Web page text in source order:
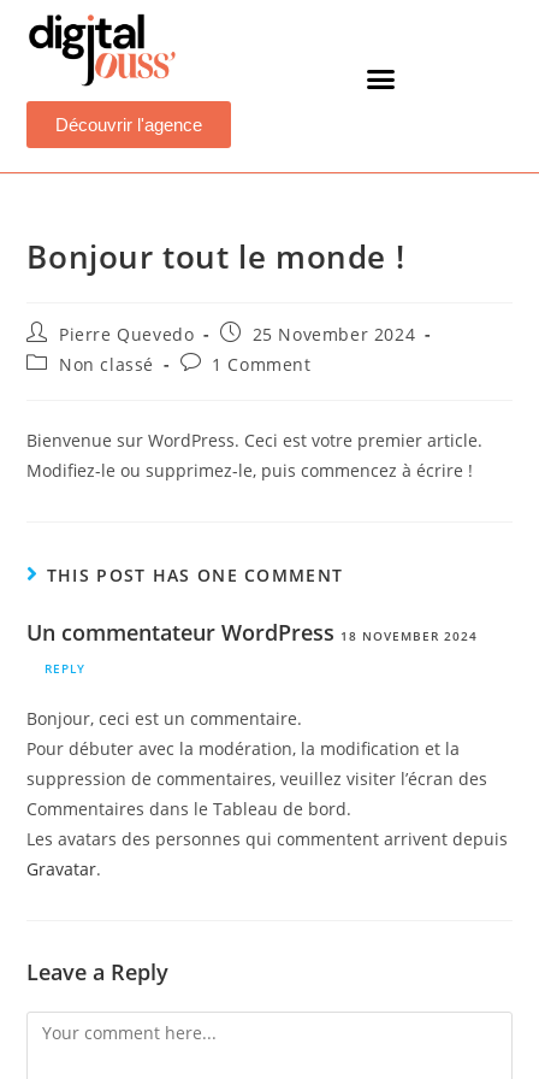
Découvrir l'agence
Bonjour tout le monde !
Pierre Quevedo
25 November 2024
Non classé
1 Comment
Bienvenue sur WordPress. Ceci est votre premier article.
Modifiez-le ou supprimez-le, puis commencez à écrire !
THIS POST HAS ONE COMMENT
Un commentateur WordPress 18 NOVEMBER 2024
REPLY
Bonjour, ceci est un commentaire.
Pour débuter avec la modération, la modification et la
suppression de commentaires, veuillez visiter l’écran des
Commentaires dans le Tableau de bord.
Les avatars des personnes qui commentent arrivent depuis
Gravatar.
Leave a Reply